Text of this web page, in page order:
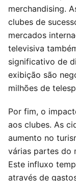
merchandising.
clubes de
mercados
televisiva
significativo de
exibição são
milhões de
Por fim, o
aos clubes. As
aumento no
várias partes do
Este influxo
através de